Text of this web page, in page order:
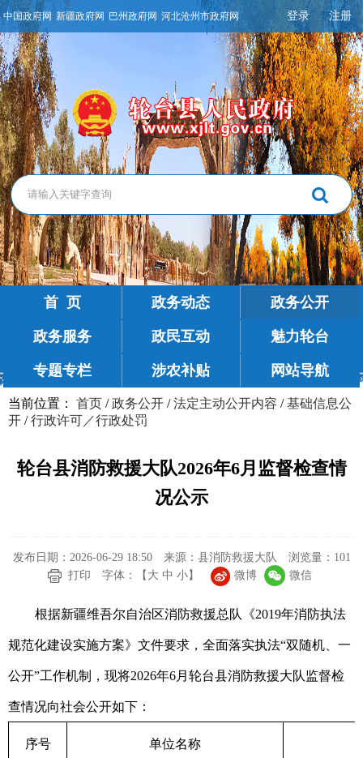
中国政府网 新疆政府网 巴州政府网 河北沧州市政府网 登录 注册
首 页 政务动态 政务公开
政务服务 政民互动 魅力轮台
专题专栏 涉农补贴 网站导航
当前位置： 首页 /政务公开 /法定主动公开内容 /基础信息公
开 /行政许可／行政处罚
轮台县消防救援大队2026年6月监督检查情
况公示
发布日期：2026-06-29 18:50 来源：县消防救援大队 浏览量： 101
打印
字体：【 大 中 小】 微博 微信
根据新疆维吾尔自治区消防救援总队《2019年消防执法
规范化建设实施方案》文件要求，全面落实执法“双随机、一
公开”工作机制，现将2026年6月轮台县消防救援大队监督检
查情况向社会公开如下：
序号 单位名称